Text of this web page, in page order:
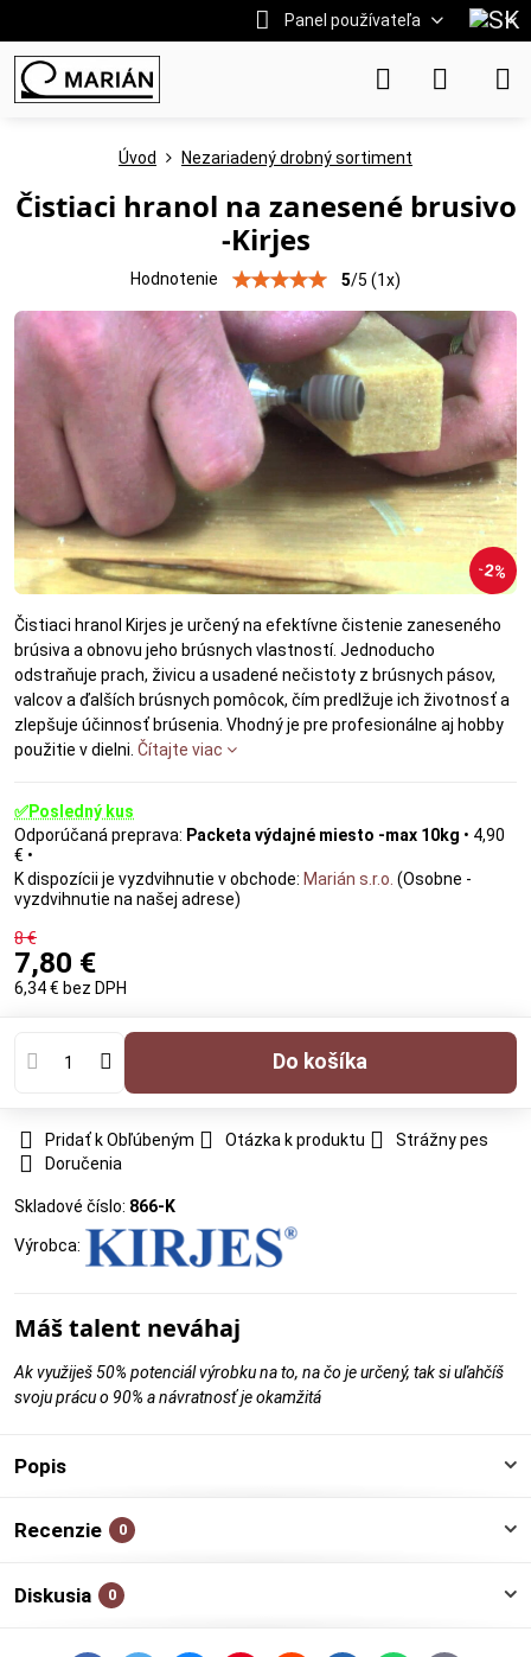
Panel používateľa
2%
Úvod Nezariadený drobný sortiment
Čistiaci hranol na zanesené brusivo
-Kirjes
Hodnotenie 5/5 (1x)
Čistiaci hranol Kirjes je určený na efektívne čistenie zaneseného
brúsiva a obnovu jeho brúsnych vlastností. Jednoducho
odstraňuje prach, živicu a usadené nečistoty z brúsnych pásov,
valcov a ďalších brúsnych pomôcok, čím predlžuje ich životnosť a
zlepšuje účinnosť brúsenia. Vhodný je pre profesionálne aj hobby
použitie v dielni. Čítajte viac
✅Posledný kus
Packeta výdajné miesto -max 10kg • 4,90
€ •
Marián s.r.o. (Osobne -
vyzdvihnutie na našej adrese)
8 €
7,80 €
6,34 € bez DPH
Do košíka
Pridať k Obľúbeným Otázka k produktu
Strážny pes
Doručenia
Skladové číslo: 866-K
Výrobca:
Máš talent neváhaj
Ak využiješ 50% potenciál výrobku na to, na čo je určený, tak si uľahčíš
svoju prácu o 90% a návratnosť je okamžitá
Popis
Recenzie 0
Diskusia 0